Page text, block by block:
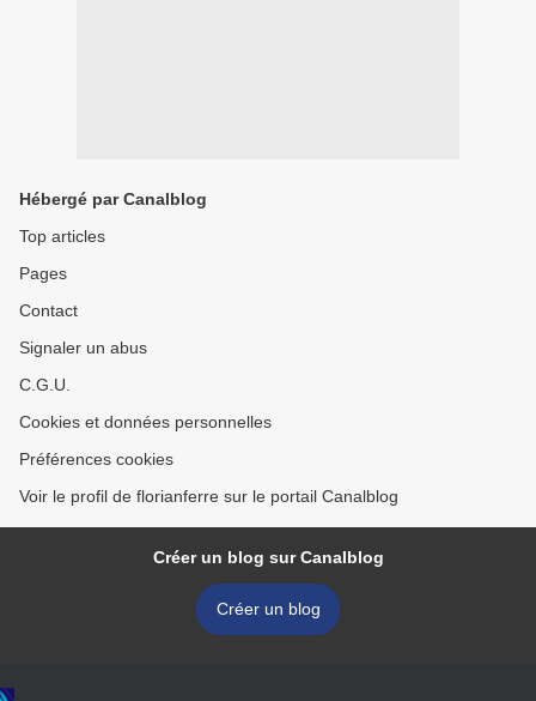
Hébergé par Canalblog
Top articles
Pages
Contact
Signaler un abus
C.G.U.
Cookies et données personnelles
Préférences cookies
Voir le profil de florianferre sur le portail Canalblog
Créer un blog sur Canalblog
Créer un blog